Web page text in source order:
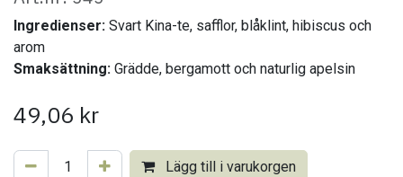
Ingredienser: Svart Kina-te, safflor, blåklint, hibiscus och
arom
Smaksättning: Grädde, bergamott och naturlig apelsin
49,06 kr
Lägg till i varukorgen